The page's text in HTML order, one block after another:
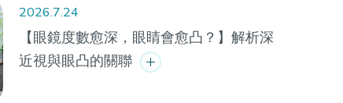
2026.7.24
【眼鏡度數愈深，眼睛會愈凸？】解析深
近視與眼凸的關聯